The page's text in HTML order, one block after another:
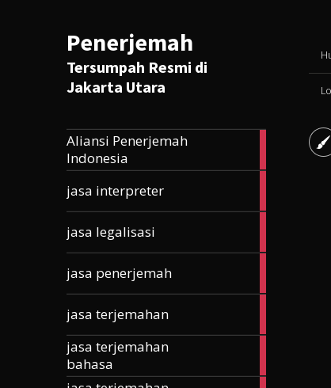
Penerjemah
Tersumpah Resmi di
Jakarta Utara
Aliansi Penerjemah
Indonesia
jasa interpreter
jasa legalisasi
jasa penerjemah
jasa terjemahan
jasa terjemahan
bahasa